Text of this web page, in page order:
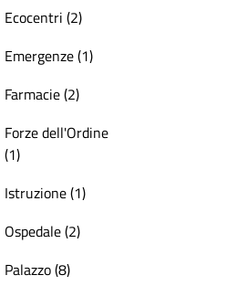
Ecocentri (2)
Emergenze (1)
Farmacie (2)
Forze dell'Ordine
(1)
Istruzione (1)
Ospedale (2)
Palazzo (8)